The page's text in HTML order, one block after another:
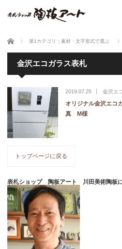
ホーム 第1カテゴリ；素材・文字形式で選ぶ
金沢エコガラス表札
2019.07.25 金沢エ
オリジナル金沢エ
真 M様
トップページに戻る
表札ショップ 陶板アート 川田美術陶板